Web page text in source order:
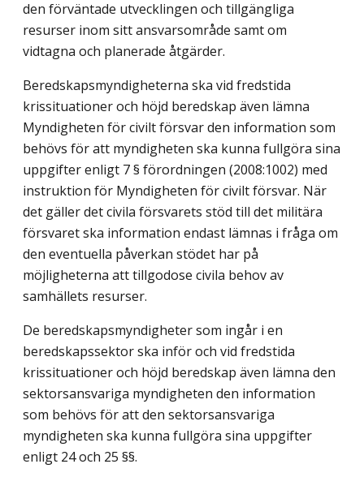
den förväntade utvecklingen och tillgängliga
resurser inom sitt ansvarsområde samt om
vidtagna och planerade åtgärder.
Beredskapsmyndigheterna ska vid fredstida
krissituationer och höjd beredskap även lämna
Myndigheten för civilt försvar den information som
behövs för att myndigheten ska kunna fullgöra sina
uppgifter enligt 7 § förordningen (2008:1002) med
instruktion för Myndigheten för civilt försvar. När
det gäller det civila försvarets stöd till det militära
försvaret ska information endast lämnas i fråga om
den eventuella påverkan stödet har på
möjligheterna att tillgodose civila behov av
samhällets resurser.
De beredskapsmyndigheter som ingår i en
beredskapssektor ska inför och vid fredstida
krissituationer och höjd beredskap även lämna den
sektorsansvariga myndigheten den information
som behövs för att den sektorsansvariga
myndigheten ska kunna fullgöra sina uppgifter
enligt 24 och 25 §§.